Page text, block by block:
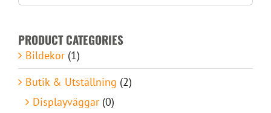
PRODUCT CATEGORIES
Bildekor (1)
Butik & Utställning (2)
Displayväggar (0)